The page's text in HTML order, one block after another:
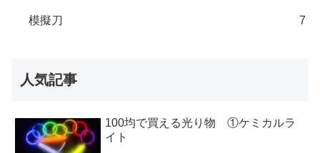
模擬刀 7
人気記事
100均で買える光り物 ①ケミカルラ
イト